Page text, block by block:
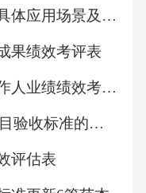
车在高速公路上
此过程中能量转
下雪天，需要在
为了_（降低/升
三世纪法国亨
事务协调处理联系函的具体应用场景及案例分析7篇范文
果绩效考评表
音乐制作及唱片公司制作人业绩绩效考评表
关于催办2026年10月项目验收标准的催办函3篇
评估表